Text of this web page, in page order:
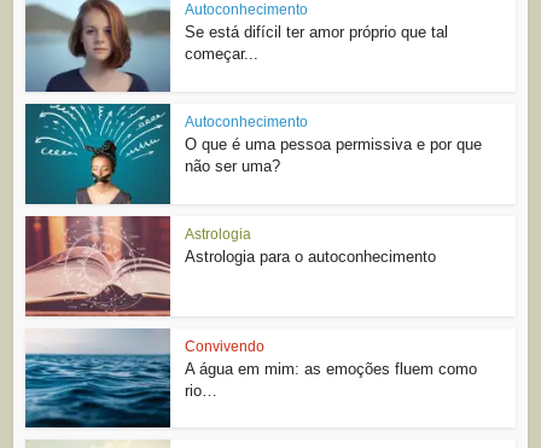
Autoconhecimento
Se está difícil ter amor próprio que tal
começar...
Autoconhecimento
O que é uma pessoa permissiva e por que
não ser uma?
Astrologia
Astrologia para o autoconhecimento
Convivendo
A água em mim: as emoções fluem como
rio…